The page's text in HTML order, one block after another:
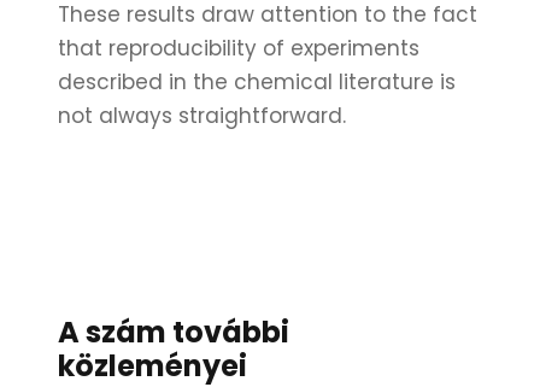
These results draw attention to the fact
that reproducibility of experiments
described in the chemical literature is
not always straightforward.
A szám további
közleményei